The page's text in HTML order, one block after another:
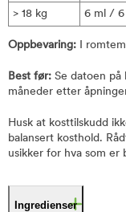
> 18 kg
6 ml /
Oppbevaring: I
Best før: Se datoen på
måneder etter
Husk at kosttilskudd
balansert kosthold.
usikker for hva som
Ingredienser